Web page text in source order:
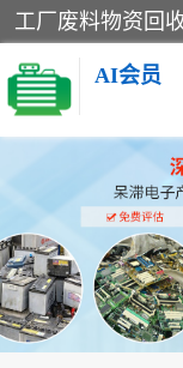
AI会员
线路板回收
电子产品回收
金属回收